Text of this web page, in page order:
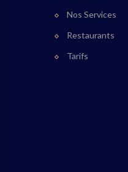
Nos Services
Restaurants
Tarifs